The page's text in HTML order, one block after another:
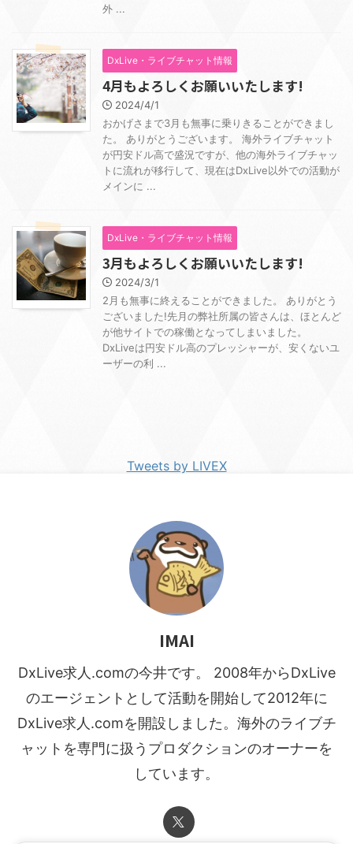
外 ...
DxLive・ライブチャット情報
4月もよろしくお願いいたします!
2024/4/1
おかげさまで3月も無事に乗りきることができまし
た。 ありがとうございます。 海外ライブチャット
が円安ドル高で盛況ですが、他の海外ライブチャッ
トに流れが移行して、現在はDxLive以外での活動が
メインに ...
DxLive・ライブチャット情報
3月もよろしくお願いいたします!
2024/3/1
2月も無事に終えることができました。 ありがとう
ございました!先月の弊社所属の皆さんは、ほとんど
が他サイトでの稼働となってしまいました。
DxLiveは円安ドル高のプレッシャーが、安くないユ
ーザーの利 ...
Tweets by LIVEX
IMAI
DxLive求人.comの今井です。 2008年からDxLive
のエージェントとして活動を開始して2012年に
DxLive求人.comを開設しました。海外のライブチ
ャットを専門に扱うプロダクションのオーナーを
しています。